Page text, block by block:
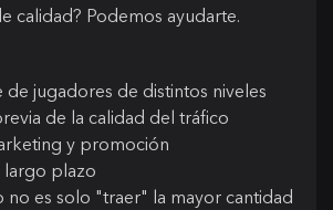
calidad? Podemos ayudarte.
de jugadores de distintos niveles
de la calidad del tráfico
y promoción
largo plazo
no es solo "traer" la mayor cantidad